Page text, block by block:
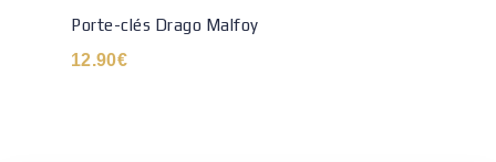
Porte-clés Drago Malfoy
12.90€